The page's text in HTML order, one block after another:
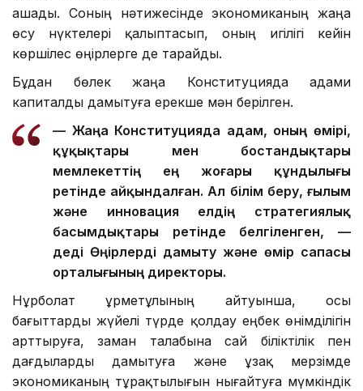
ашады. Соның нәтижесінде экономиканың жаңа
өсу нүктелері қалыптасып, оның игілігі кейін
көршілес өңірлерге де тарайды.
Бұдан бөлек жаңа Конституцияда адами
капиталды дамытуға ерекше мән берілген.
— Жаңа Конституцияда адам, оның өмірі,
құқықтары мен бостандықтары
мемлекеттің ең жоғары құндылығы
ретінде айқындалған. Ал білім беру, ғылым
және инновация елдің стратегиялық
басымдықтары ретінде белгіленген, —
деді Өңірлерді дамыту және өмір сапасы
орталығының директоры.
Нұрболат Құрметұлының айтуынша, осы
бағыттарды жүйелі түрде қолдау еңбек өнімділігін
арттыруға, заман талабына сай біліктілік пен
дағдыларды дамытуға және ұзақ мерзімде
экономиканың тұрақтылығын нығайтуға мүмкіндік